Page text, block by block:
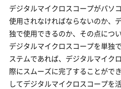
デジタルマイクロスコープがパソ
使用されなければならないのか、
独で使用できるのか、その点につ
デジタルマイクロスコープを単独
ステムであれば、デジタルマイク
際にスムーズに完了することがで
してデジタルマイクロスコープを